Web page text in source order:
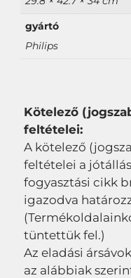
gyártó
Philips
Kötelező
feltételei:
A kötelező
feltételei a
fogyasztási cikk
igazodva
tüntettük fel.)
Az eladási
az alábbiak